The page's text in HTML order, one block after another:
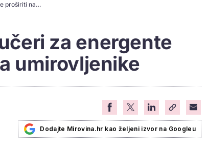
Katarina Peović: Vaučeri za energente moraju se proširiti na umirovljenike
za energente
umirovljenike
Dodajte Mirovina.hr kao željeni izvor na Googleu